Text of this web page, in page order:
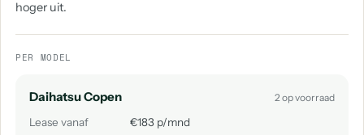
hoger uit.
PER MODEL
Daihatsu Copen 2 op voorraad
Lease vanaf
€183 p/mnd